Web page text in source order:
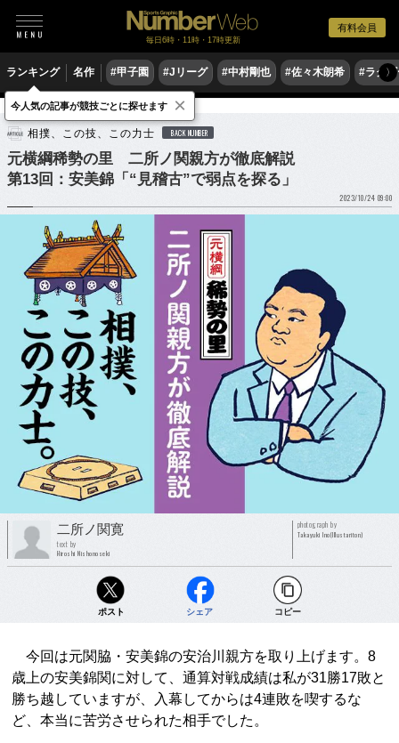
有料会員
毎日6時・11時・17時更新
ランキング 名作 #甲子園 #Jリーグ #中村剛也 #佐々木朗希 #ラグ〉
格闘技 相撲
相撲、この技、この力士 BACK NUMBER
元横綱稀勢の里 二所ノ関親方が徹底解説
第13回：安美錦「“見稽古”で弱点を探る」
2023/10/24 09:00
二所ノ関寛
text by
Hiroshi Nishonoseki
photograph by
Takayuki Ino(Illustariton)
ポスト シェア コピー
今回は元関脇・安美錦の安治川親方を取り上げます。8
歳上の安美錦関に対して、通算対戦成績は私が31勝17敗と
勝ち越していますが、入幕してからは4連敗を喫するな
ど、本当に苦労させられた相手でした。
今人気の記事が競技ごとに探せます ×